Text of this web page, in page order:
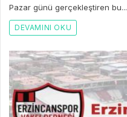
Pazar günü gerçekleştiren bu...
DEVAMINI OKU